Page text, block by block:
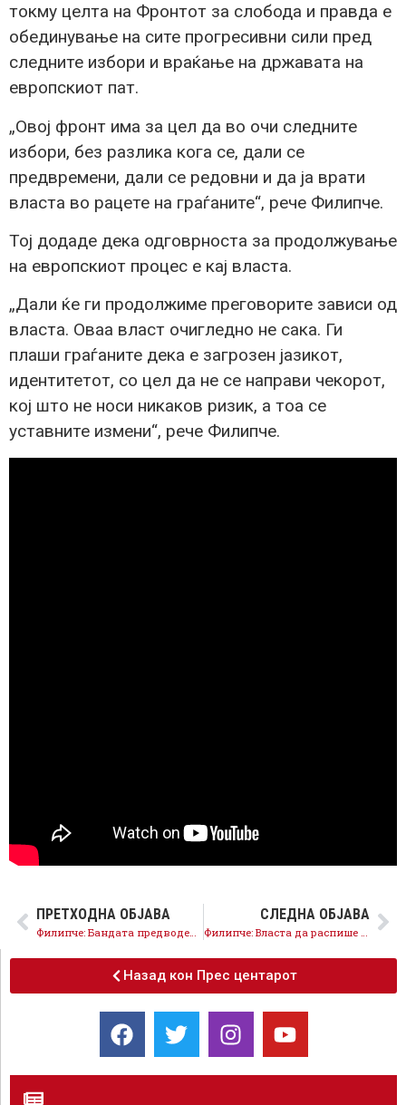
токму целта на Фронтот за слобода и правда е
обединување на сите прогресивни сили пред
следните избори и враќање на државата на
европскиот пат.
„Овој фронт има за цел да во очи следните
избори, без разлика кога се, дали се
предвремени, дали се редовни и да ја врати
власта во рацете на граѓаните“, рече Филипче.
Тој додаде дека одговрноста за продолжување
на европскиот процес е кај власта.
„Дали ќе ги продолжиме преговорите зависи од
власта. Оваа власт очигледно не сака. Ги
плаши граѓаните дека е загрозен јазикот,
идентитетот, со цел да не се направи чекорот,
кој што не носи никаков ризик, а тоа се
уставните измени“, рече Филипче.
ПРЕТХОДНА ОБЈАВА
Филипче: Бандата предводена од Мицкоски ќе одговара и ќе ги враќа парите
СЛЕДНА ОБЈАВА
Филипче: Власта да распише Референдум – граѓаните да одлучат за европската иднина на Македонија
Назад кон Прес центарот